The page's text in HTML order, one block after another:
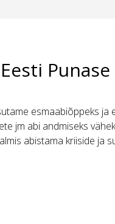
esmaabiõppeks ja
jm abi andmiseks
abistama kriiside ja